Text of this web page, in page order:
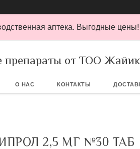
аптека. Выгодные цены!
препараты от ТОО
О НАС КОНТАКТЫ
2,5 МГ №30 ТАБ